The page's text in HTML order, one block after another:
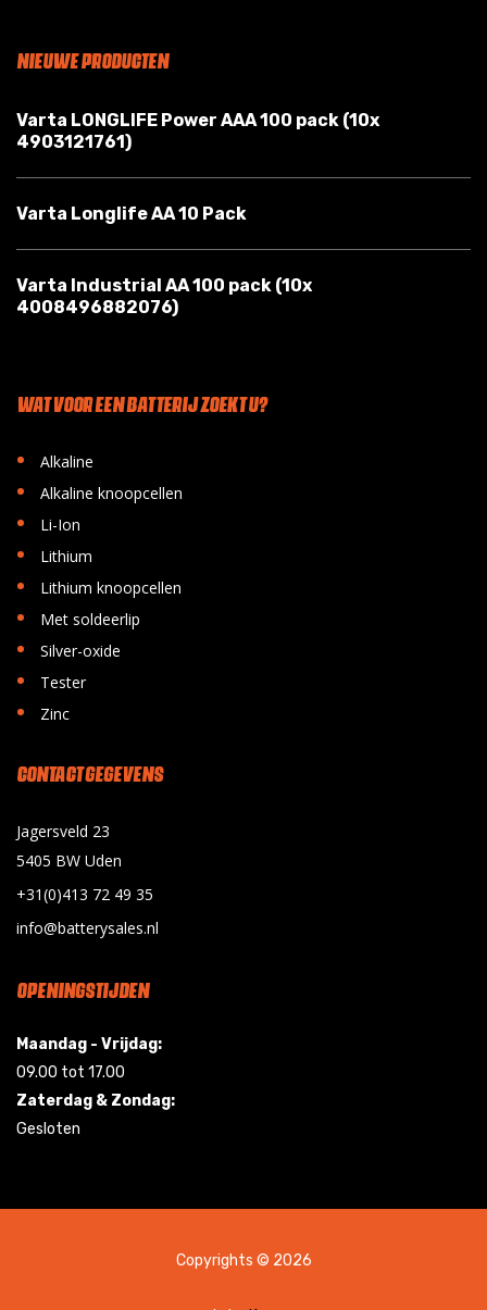
NIEUWE PRODUCTEN
Varta LONGLIFE Power AAA 100 pack (10x
4903121761)
Varta Longlife AA 10 Pack
Varta Industrial AA 100 pack (10x
4008496882076)
WAT VOOR EEN BATTERIJ ZOEKT U?
• Alkaline
• Alkaline knoopcellen
• Li-Ion
• Lithium
• Lithium knoopcellen
• Met soldeerlip
• Silver-oxide
• Tester
• Zinc
CONTACT GEGEVENS
Jagersveld 23
5405 BW Uden
+31(0)413 72 49 35
info@batterysales.nl
OPENINGSTIJDEN
Maandag - Vrijdag:
09.00 tot 17.00
Zaterdag & Zondag:
Gesloten
Copyrights © 2026